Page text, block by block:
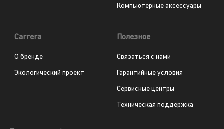
Компьютерные аксессуары
Carrera
О бренде
Экологический проект
Полезное
Связаться с нами
Гарантийные условия
Сервисные центры
Техническая поддержка